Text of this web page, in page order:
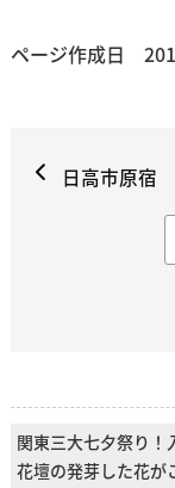
ページ作成日
日高市原宿
関東三大七夕祭り
花壇の発芽した花